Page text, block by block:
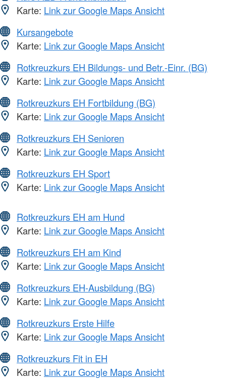
Karte: Link zur Google Maps Ansicht
Kursangebote
Karte: Link zur Google Maps Ansicht
Rotkreuzkurs EH Bildungs- und Betr.-Einr. (BG)
Karte: Link zur Google Maps Ansicht
Rotkreuzkurs EH Fortbildung (BG)
Karte: Link zur Google Maps Ansicht
Rotkreuzkurs EH Senioren
Karte: Link zur Google Maps Ansicht
Rotkreuzkurs EH Sport
Karte: Link zur Google Maps Ansicht
Rotkreuzkurs EH am Hund
Karte: Link zur Google Maps Ansicht
Rotkreuzkurs EH am Kind
Karte: Link zur Google Maps Ansicht
Rotkreuzkurs EH-Ausbildung (BG)
Karte: Link zur Google Maps Ansicht
Rotkreuzkurs Erste Hilfe
Karte: Link zur Google Maps Ansicht
Rotkreuzkurs Fit in EH
Karte: Link zur Google Maps Ansicht